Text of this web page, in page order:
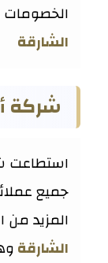
الشارقة
شركة
استطاعت
جميع
المزيد
الشارقة